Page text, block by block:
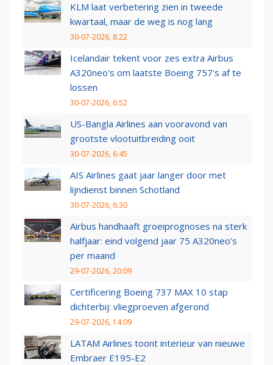
KLM laat verbetering zien in tweede
kwartaal, maar de weg is nog lang
30-07-2026, 8:22
Icelandair tekent voor zes extra Airbus
A320neo's om laatste Boeing 757's af te
lossen
30-07-2026, 6:52
US-Bangla Airlines aan vooravond van
grootste vlootuitbreiding ooit
30-07-2026, 6:45
AIS Airlines gaat jaar langer door met
lijndienst binnen Schotland
30-07-2026, 6:30
Airbus handhaaft groeiprognoses na sterk
halfjaar: eind volgend jaar 75 A320neo’s
per maand
29-07-2026, 20:09
Certificering Boeing 737 MAX 10 stap
dichterbij: vliegproeven afgerond
29-07-2026, 14:09
LATAM Airlines toont interieur van nieuwe
Embraer E195-E2